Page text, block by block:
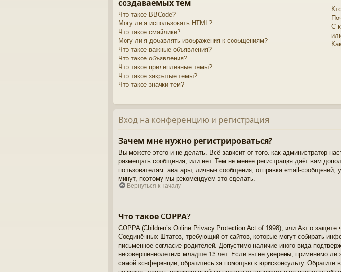
создаваемых тем
Что такое BBCode?
Могу ли я использовать HTML?
Что такое смайлики?
Могу ли я добавлять изображения к сообщениям?
Что такое важные объявления?
Что такое объявления?
Что такое прилепленные темы?
Что такое закрытые темы?
Что такое значки тем?
С
Вход на конференцию и регистрация
Зачем мне нужно регистрироваться?
Вы можете этого и не делать. Всё зависит от того, как администратор
размещать сообщения, или нет. Тем не менее регистрация даёт вам
пользователям: аватары, личные сообщения, отправка email-сообщений,
минут, поэтому мы рекомендуем это сделать.
Вернуться к началу
Что такое COPPA?
COPPA (Children’s Online Privacy Protection Act of 1998), или Акт о защите
Соединённых Штатов, требующий от сайтов, которые могут собирать
письменное согласие родителей. Допустимо наличие иного вида
несовершеннолетних младше 13 лет. Если вы не уверены, применимо ли
самой конференции, обратитесь за помощью к юрисконсульту. Обратите